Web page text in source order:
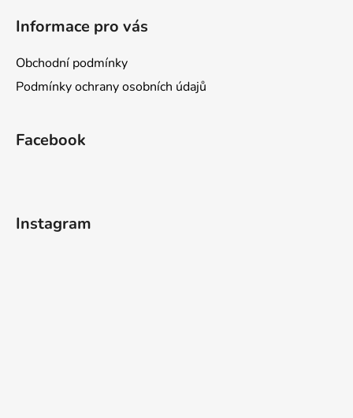
Informace pro vás
Obchodní podmínky
Podmínky ochrany osobních údajů
Facebook
Instagram